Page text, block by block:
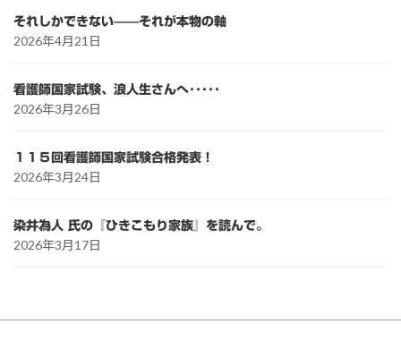
それしかできない——それが本物の軸
2026年4月21日
看護師国家試験、浪人生さんへ･････
2026年3月26日
１１５回看護師国家試験合格発表！
2026年3月24日
染井為人 氏の『ひきこもり家族』を読んで。
2026年3月17日